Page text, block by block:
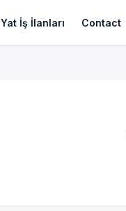
Yat İş İlanları Contact